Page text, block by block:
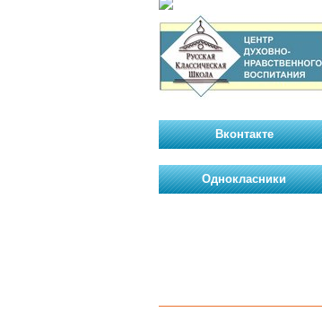
Вконтакте
Однокласники